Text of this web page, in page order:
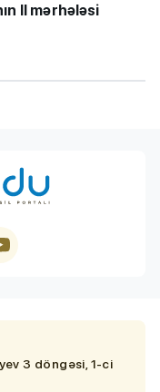
II mərhələsi
3 döngəsi, 1-ci